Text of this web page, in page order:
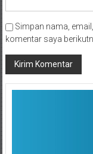
Simpan nama,
komentar saya